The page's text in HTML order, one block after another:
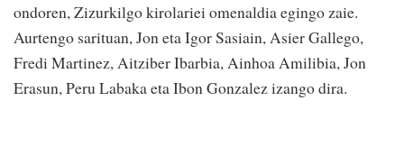
ondoren, Zizurkilgo kirolariei omenaldia egingo zaie.
Aurtengo sarituan, Jon eta Igor Sasiain, Asier Gallego,
Fredi Martinez, Aitziber Ibarbia, Ainhoa Amilibia, Jon
Erasun, Peru Labaka eta Ibon Gonzalez izango dira.